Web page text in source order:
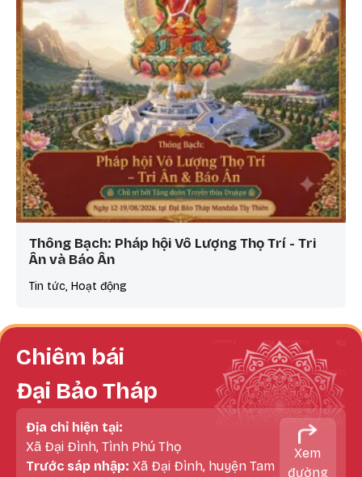
Thông Bạch: Pháp hội Vô Lượng Thọ Trí - Tri
Ân và Báo Ân
Tin tức, Hoạt động
Chiêm bái
Đại Bảo Tháp
Địa chỉ hiện tại:
Xã Đại Đình, Tình Phú Thọ
Trước sáp nhập: Xã Đại Đình, huyện Tam
Xem
đường